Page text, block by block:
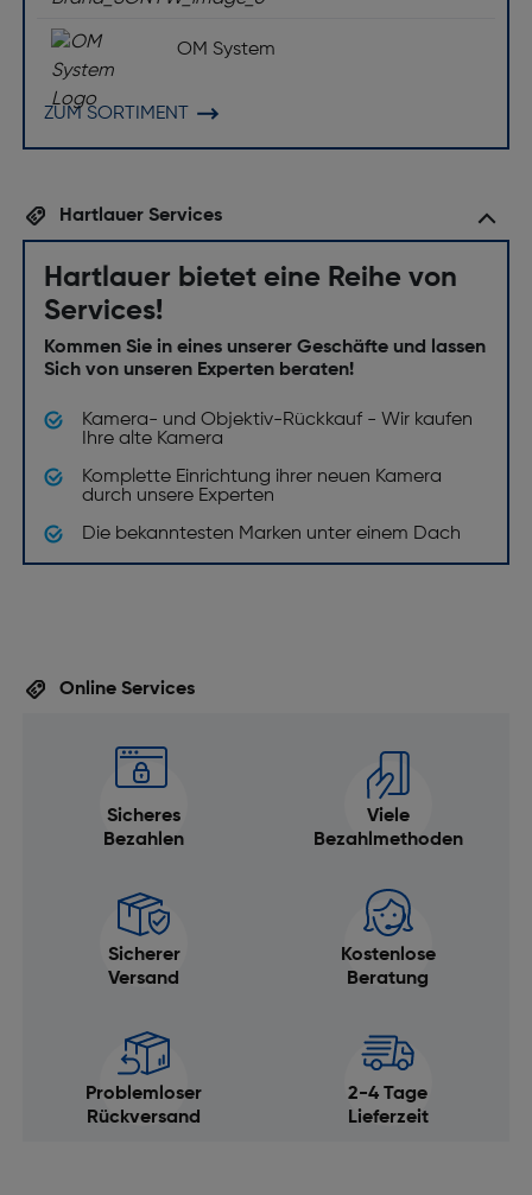
Komponente für: Spiegellose Systemkamera
Innenfokussierung (IF): Ja
Blendenbereich (F-F): 1,2-16
und asphärische Linsen
Objektivanschluss: Nikon Z
Design
Produktfarbe: Schwarz
Befestigungstyp: Bajonett
Spritzwasserschutz: Ja
Leistungen
Gewicht [g]: 1090
Abmessungen (DxL) [mm]: 89,5 x 150
OM System
ZUM SORTIMENT
Hartlauer Services
Hartlauer bietet eine Reihe von
Services!
Kommen Sie in eines unserer Geschäfte und lassen
Sich von unseren Experten beraten!
Kamera- und Objektiv-Rückkauf - Wir kaufen
Ihre alte Kamera
Komplette Einrichtung ihrer neuen Kamera
durch unsere Experten
Die bekanntesten Marken unter einem Dach
Online Services
Sicheres
Bezahlen
Viele
Bezahlmethoden
Sicherer
Versand
Kostenlose
Beratung
Problemloser
Rückversand
2-4 Tage
Lieferzeit